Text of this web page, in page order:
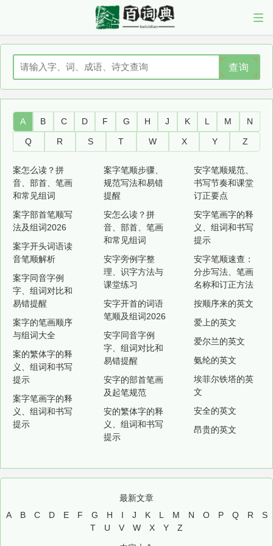
查询
A B C D F G H J K L M N
Q R S T W X Y Z
案怎么读？拼
音、部首、笔画
和常见组词
案字部首笔顺写
法及组词2026
案字开头词语读
音笔顺解析
案字同音字例
字、组词对比和
易错提醒
案字的笔画顺序
与组词大全
案的繁体字的释
义、组词和书写
提示
案字笔画字的释
义、组词和书写
提示
案字笔顺步骤、
规范写法和易错
提醒
安怎么读？拼
音、部首、笔画
和常见组词
安字旁例字整
理、识字方法与
课堂练习
安字开首的词语
笔顺及组词2026
安字同音字例
字、组词对比和
易错提醒
安字的部首笔画
及起笔规范
安的繁体字的释
义、组词和书写
提示
安字笔顺规范、
书写节奏和课堂
订正要点
安字笔画字的释
义、组词和书写
提示
安字笔顺速查：
分步写法、笔画
名称和订正方法
按顺序来的英文
爱上的英文
爱尔兰的英文
氨纶的英文
埃菲尔铁塔的英
文
安全的英文
昂贵的英文
最新文章
A
B C D E F G H I J K L M N O P Q R
S
T
U V W X Y Z